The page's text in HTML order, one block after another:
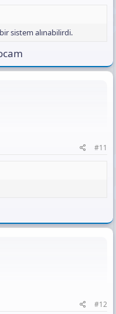
sistem alınabilirdi.
#11
#12